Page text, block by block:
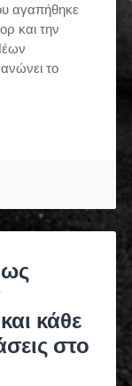
αγαπήθηκε
και την
το
κάθε
στο